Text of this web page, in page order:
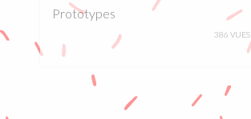
Prototypes
386 VUES